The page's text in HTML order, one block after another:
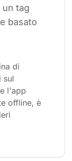
tag
basato
di
sul
l'app
offline, è